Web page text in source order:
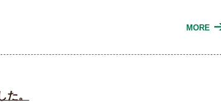
MORE
。